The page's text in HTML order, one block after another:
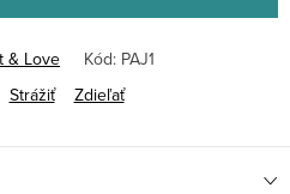
& Love Kód: PAJ1
Strážiť Zdieľať